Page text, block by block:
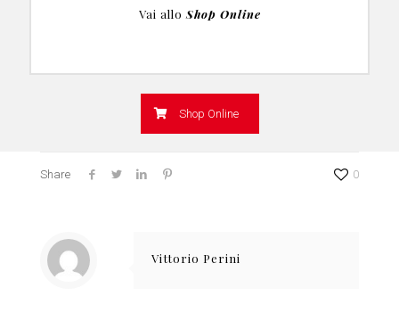
Vai allo Shop Online
Shop Online
Share 0
Vittorio Perini